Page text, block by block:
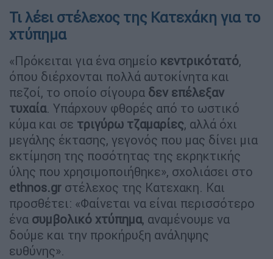
Τι λέει στέλεχος της Κατεχάκη για το
χτύπημα
«Πρόκειται για ένα σημείο κεντρικότατό,
όπου διέρχονται πολλά αυτοκίνητα και
πεζοί, το οποίο σίγουρα δεν επέλεξαν
τυχαία. Υπάρχουν φθορές από το ωστικό
κύμα και σε τριγύρω τζαμαρίες, αλλά όχι
μεγάλης έκτασης, γεγονός που μας δίνει μια
εκτίμηση της ποσότητας της εκρηκτικής
ύλης που χρησιμοποιήθηκε», σχολιάσει στο
ethnos.gr στέλεχος της Κατεχακη. Και
προσθέτει: «Φαίνεται να είναι περισσότερο
ένα συμβολικό χτύπημα, αναμένουμε να
δούμε και την προκήρυξη ανάληψης
ευθύνης».